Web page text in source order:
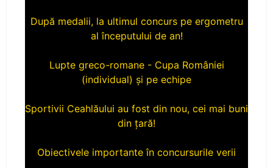
După medalii, la ultimul concurs pe ergometru
al începutului de an!
Lupte greco-romane - Cupa României
(individual) și pe echipe
Sportivii Ceahlăului au fost din nou, cei mai buni
din țară!
Obiectivele importante în concursurile verii